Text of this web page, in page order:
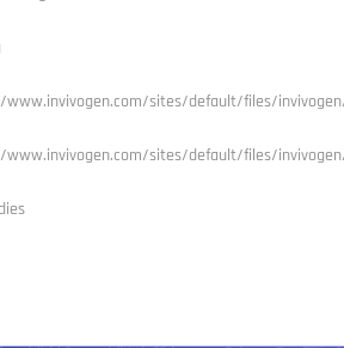
sites/default/files/
sites/default/files/